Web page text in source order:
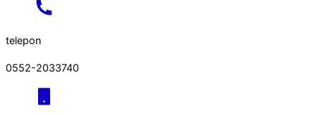
telepon
0552-2033740